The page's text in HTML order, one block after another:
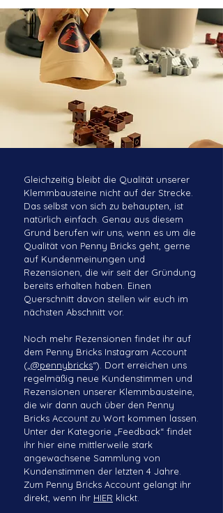
Gleichzeitig bleibt die Qualität unserer
Klemmbausteine nicht auf der Strecke.
Das selbst von sich zu behaupten, ist
natürlich einfach. Genau aus diesem
Grund berufen wir uns, wenn es um die
Qualität von Penny Bricks geht, gerne
auf Kundenmeinungen und
Rezensionen, die wir seit der Gründung
bereits erhalten haben. Einen
Querschnitt davon stellen wir euch im
nächsten Abschnitt vor.
Noch mehr Rezensionen findet ihr auf
dem Penny Bricks Instagram Account
(„@pennybricks“). Dort erreichen uns
regelmäßig neue Kundenstimmen und
Rezensionen unserer Klemmbausteine,
die wir dann auch über den Penny
Bricks Account zu Wort kommen lassen.
Unter der Kategorie „Feedback“ findet
ihr hier eine mittlerweile stark
angewachsene Sammlung von
Kundenstimmen der letzten 4 Jahre.
Zum Penny Bricks Account gelangt ihr
direkt, wenn ihr HIER klickt.